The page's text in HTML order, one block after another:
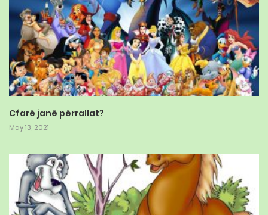
Cfarë janë përrallat?
May 13, 2021